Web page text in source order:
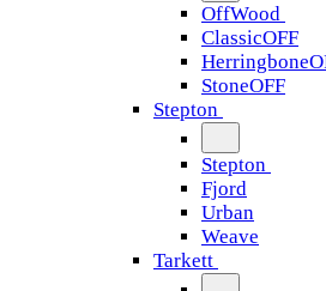
OffWood
ClassicOFF
StoneOFF
Stepton
Stepton
Fjord
Urban
Weave
Tarkett